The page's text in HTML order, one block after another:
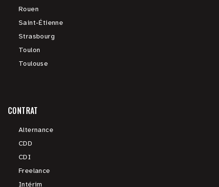
Rouen
Saint-Étienne
Strasbourg
Toulon
Toulouse
CONTRAT
Alternance
CDD
CDI
Freelance
Intérim